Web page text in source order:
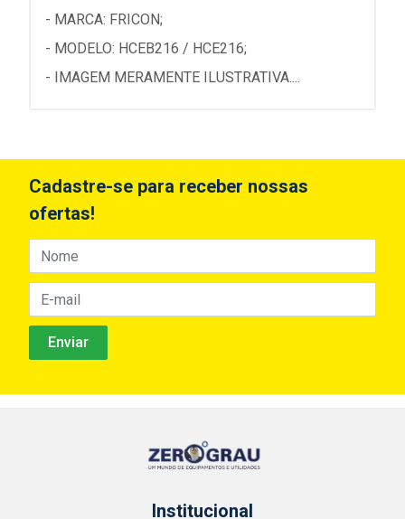
- MARCA: FRICON;
- MODELO: HCEB216 / HCE216;
- IMAGEM MERAMENTE ILUSTRATIVA....
Cadastre-se para receber nossas
ofertas!
Institucional